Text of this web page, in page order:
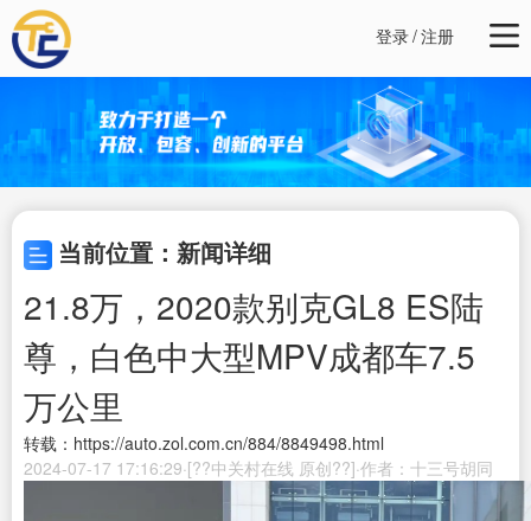
登录/注册
当前位置：新闻详细
21.8万，2020款别克GL8 ES陆
尊，白色中大型MPV成都车7.5
万公里
转载：https://auto.zol.com.cn/884/8849498.html
2024-07-17 17:16:29·[??中关村在线 原创??]·作者：十三号胡同